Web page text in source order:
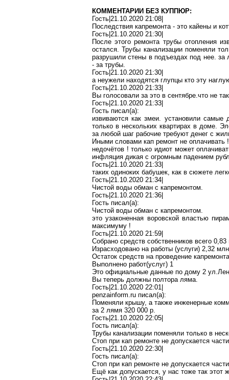
КОММЕНТАРИИ БЕЗ КУППЮР:
Гость|21.10.2020 21:08|
Последствия капремонта - это кайены и
Гость|21.10.2020 21:30|
После этого ремонта трубы отопления
остался. Трубы канализации поменяли
разрушили стены в подъездах под нее. за
- за трубы.
Гость|21.10.2020 21:30|
а неужели находятся глупцы кто эту
Гость|21.10.2020 21:33|
Вы голосовали за это в сентябре.что не
Гость|21.10.2020 21:33|
Гость писал(a):
извиваются как змеи. установили самые
только в нескольких квартирах в доме.
за любой шаг рабочие требуют денег с
Иными словами кап ремонт не оплачивать !
недочётов ! толькоидиот может
инфляция дикая с огромным падением
Гость|21.10.2020 21:33|
таких одиноких бабушек, как в сюжете
Гость|21.10.2020 21:34|
Чистой воды обман с капремонтом.
Гость|21.10.2020 21:36|
Гость писал(a):
Чистой воды обман с капремонтом.
это узаконенная воровской властью
максимуму !
Гость|21.10.2020 21:59|
Собрано средств собственников всего 0,83
Израсходовано на работы (услуги) 2,32 млн
Остаток средств на проведение
Выполнено работ(услуг) 1
Это официальные данные по дому 2 ул.Л
Вы теперь должны полтора ляма.
Гость|21.10.2020 22:01|
penzainform.ru писал(a):
Поменяли крышу, а также инженерные
за 2 лямя 320 000 р.
Гость|21.10.2020 22:05|
Гость писал(a):
Трубы канализации поменяли только в
Стоп при кап ремонте не допускается
Гость|21.10.2020 22:30|
Гость писал(a):
Стоп при кап ремонте не допускается
Ещё как допускается, у нас тоже так этот